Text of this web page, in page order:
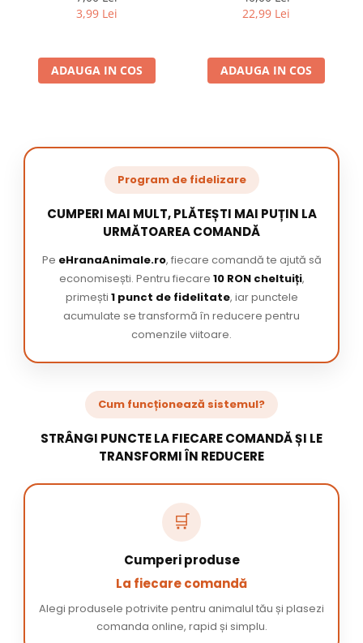
3,99 Lei
ADAUGA IN COS
22,99 Lei
ADAUGA IN COS
Program de fidelizare
CUMPERI MAI MULT, PLĂTEȘTI MAI PUȚIN LA
URMĂTOAREA COMANDĂ
Pe eHranaAnimale.ro, fiecare comandă te ajută să
economisești. Pentru fiecare 10 RON cheltuiți,
primești 1 punct de fidelitate, iar punctele
acumulate se transformă în reducere pentru
comenzile viitoare.
Cum funcționează sistemul?
STRÂNGI PUNCTE LA FIECARE COMANDĂ ȘI LE
TRANSFORMI ÎN REDUCERE
🛒
Cumperi produse
La fiecare comandă
Alegi produsele potrivite pentru animalul tău și plasezi
comanda online, rapid și simplu.